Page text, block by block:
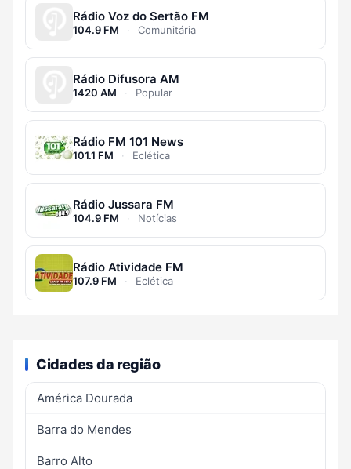
Rádio Voz do Sertão FM
104.9 FM · Comunitária
Rádio Difusora AM
1420 AM · Popular
Rádio FM 101 News
101.1 FM · Eclética
Rádio Jussara FM
104.9 FM · Notícias
Rádio Atividade FM
107.9 FM · Eclética
Cidades da região
América Dourada
Barra do Mendes
Barro Alto